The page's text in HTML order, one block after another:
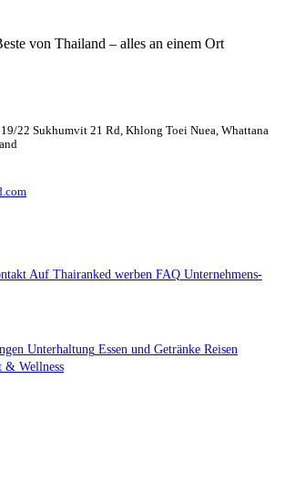
von Thailand – alles an einem Ort
22 Sukhumvit 21 Rd, Khlong Toei Nuea, Whattana
Auf Thairanked werben FAQ Unternehmens-
Unterhaltung Essen und Getränke Reisen
& Wellness